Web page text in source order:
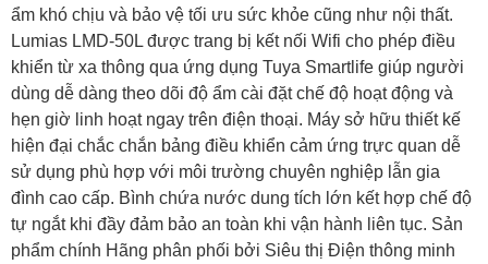
ẩm khó chịu và bảo vệ tối ưu sức khỏe cũng như nội thất.
Lumias LMD-50L được trang bị kết nối Wifi cho phép điều
khiển từ xa thông qua ứng dụng Tuya Smartlife giúp người
dùng dễ dàng theo dõi độ ẩm cài đặt chế độ hoạt động và
hẹn giờ linh hoạt ngay trên điện thoại. Máy sở hữu thiết kế
hiện đại chắc chắn bảng điều khiển cảm ứng trực quan dễ
sử dụng phù hợp với môi trường chuyên nghiệp lẫn gia
đình cao cấp. Bình chứa nước dung tích lớn kết hợp chế độ
tự ngắt khi đầy đảm bảo an toàn khi vận hành liên tục. Sản
phẩm chính Hãng phân phối bởi Siêu thị Điện thông minh